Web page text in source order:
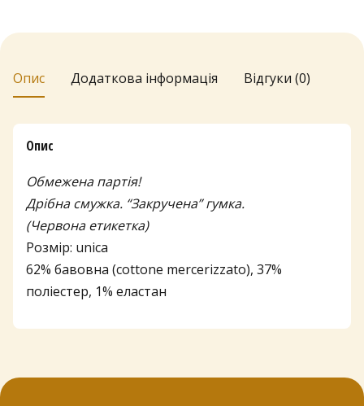
Опис Додаткова інформація Відгуки (0)
Опис
Обмежена партія!
Дрібна смужка. “Закручена” гумка.
(Червона етикетка)
Розмір: unica
62% бавовна (cottone mercerizzato), 37%
поліестер, 1% еластан